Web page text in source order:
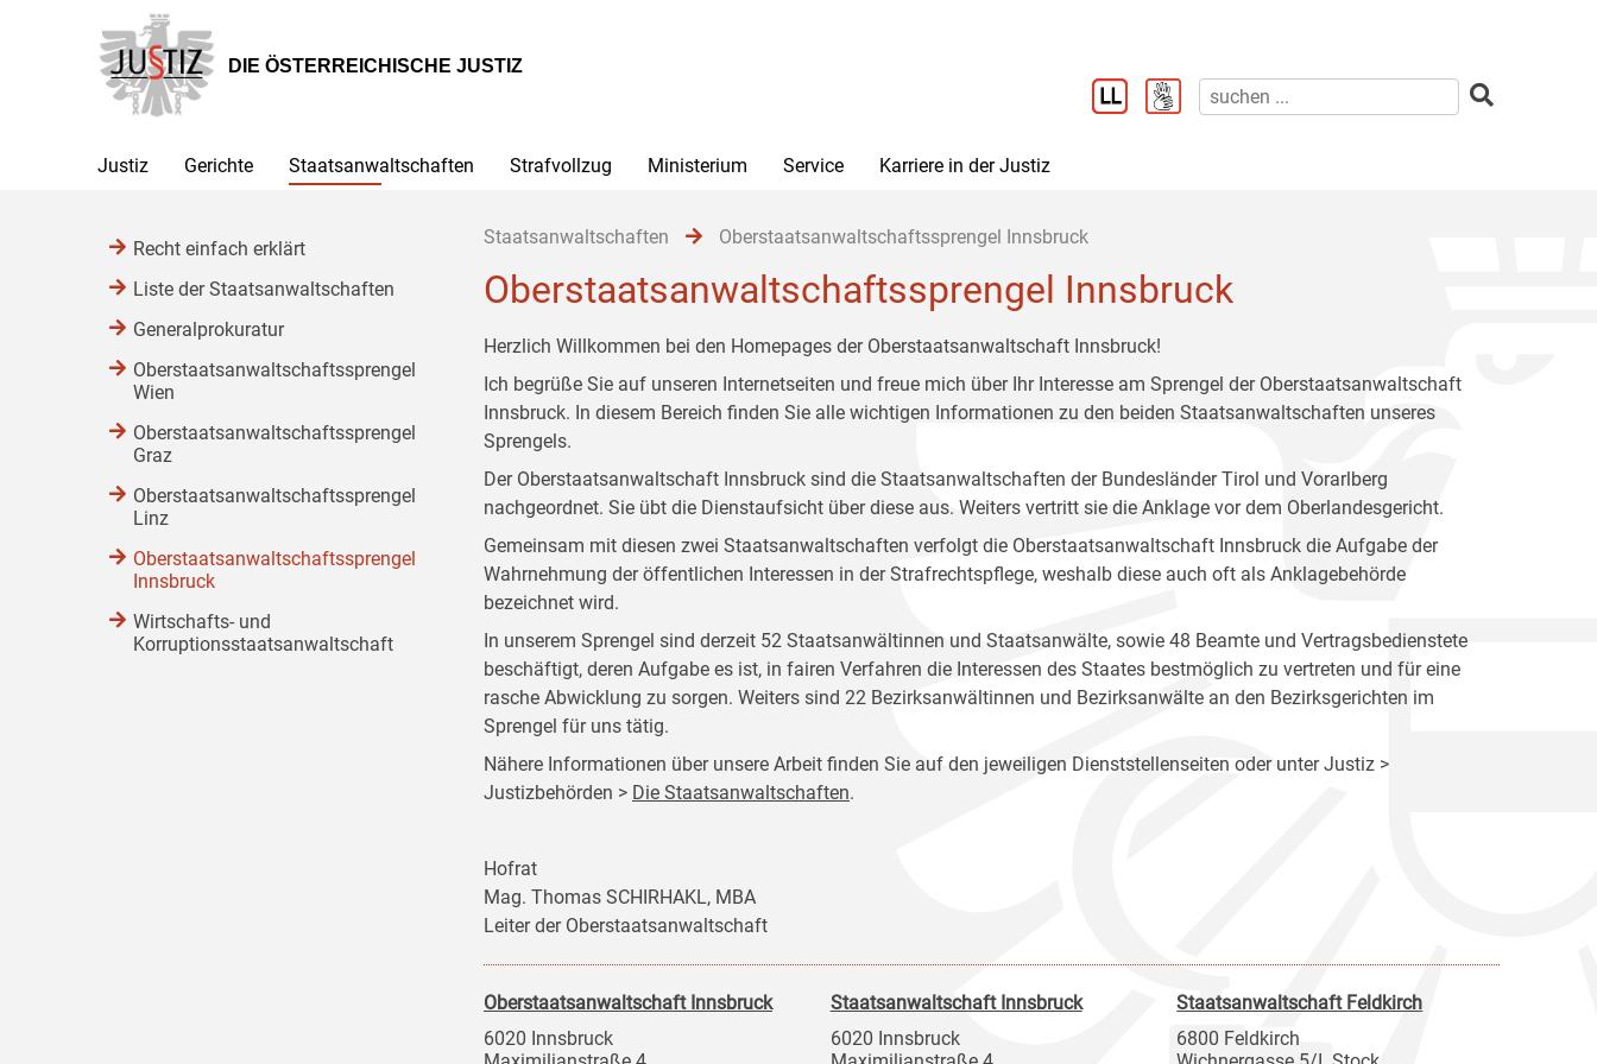
Hauptnavigation
[1]
Inhalt
[2]
Untermenü
[3]
DIE ÖSTERREICHISCHE JUSTIZ
Justiz Gerichte Staatsanwaltschaften Strafvollzug Ministerium Service Karriere in der Justiz
Staatsanwaltschaften Oberstaatsanwaltschaftssprengel Innsbruck
Oberstaatsanwaltschaftssprengel Innsbruck
Herzlich Willkommen bei den Homepages der Oberstaatsanwaltschaft Innsbruck!
Ich begrüße Sie auf unseren Internetseiten und freue mich über Ihr Interesse am Sprengel der Oberstaatsanwaltschaft
Innsbruck. In diesem Bereich finden Sie alle wichtigen Informationen zu den beiden Staatsanwaltschaften unseres
Sprengels.
Der Oberstaatsanwaltschaft Innsbruck sind die Staatsanwaltschaften der Bundesländer Tirol und Vorarlberg
nachgeordnet. Sie übt die Dienstaufsicht über diese aus. Weiters vertritt sie die Anklage vor dem Oberlandesgericht.
Gemeinsam mit diesen zwei Staatsanwaltschaften verfolgt die Oberstaatsanwaltschaft Innsbruck die Aufgabe der
Wahrnehmung der öffentlichen Interessen in der Strafrechtspflege, weshalb diese auch oft als Anklagebehörde
bezeichnet wird.
In unserem Sprengel sind derzeit 52 Staatsanwältinnen und Staatsanwälte, sowie 48 Beamte und Vertragsbedienstete
beschäftigt, deren Aufgabe es ist, in fairen Verfahren die Interessen des Staates bestmöglich zu vertreten und für eine
rasche Abwicklung zu sorgen. Weiters sind 22 Bezirksanwältinnen und Bezirksanwälte an den Bezirksgerichten im
Sprengel für uns tätig.
Nähere Informationen über unsere Arbeit finden Sie auf den jeweiligen Dienststellenseiten oder unter Justiz >
Justizbehörden > Die Staatsanwaltschaften.
Hofrat
Mag. Thomas SCHIRHAKL, MBA
Leiter der Oberstaatsanwaltschaft
Oberstaatsanwaltschaft Innsbruck
6020 Innsbruck
Staatsanwaltschaft Innsbruck
6020 Innsbruck
Staatsanwaltschaft Feldkirch
6800 Feldkirch
Recht einfach erklärt
Liste der Staatsanwaltschaften
Generalprokuratur
Oberstaatsanwaltschaftssprengel
Wien
Oberstaatsanwaltschaftssprengel
Graz
Oberstaatsanwaltschaftssprengel
Linz
Oberstaatsanwaltschaftssprengel
Innsbruck
Wirtschafts- und
Korruptionsstaatsanwaltschaft